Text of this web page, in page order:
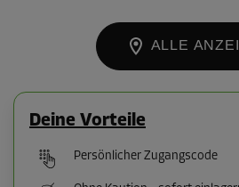
ALLE
Deine Vorteile
Persönlicher Zugangscode